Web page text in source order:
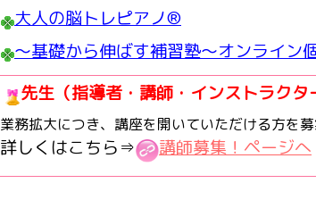
大人の脳トレピアノ®
～基礎から伸ばす補習塾～オンライン
先生（指導者・講師・インストラクタ
業務拡大につき、講座を開いていただける方を
詳しくはこちら⇒ 講師募集！ページへ